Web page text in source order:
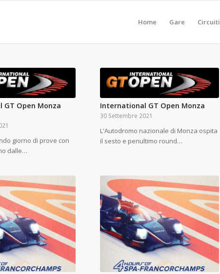
Home Gare Circuiti
Open Monza
giorno di prove con
dalle…
International GT Open Monza
30 Settembre 2021
L'Autodromo nazionale di Monza ospita
il sesto e penultimo round…